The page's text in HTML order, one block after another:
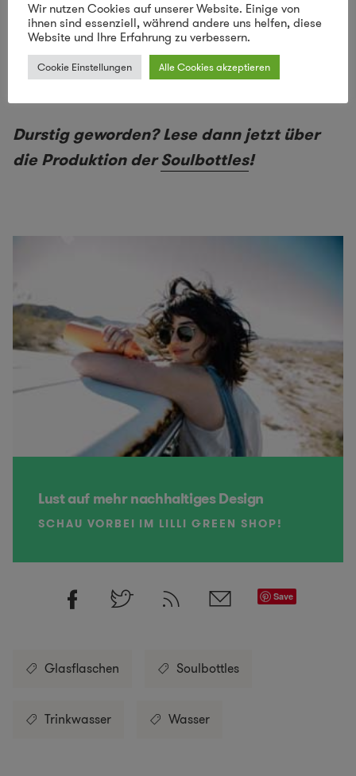
© Ablestock.com/Thinkstock
Durstig geworden? Lese dann jetzt über
die Produktion derSoulbottles!
Lust auf mehr nachhaltiges Design
SCHAU VORBEI IM LILLI GREEN SHOP!
Save
Glasflaschen Soulbottles
Trinkwasser Wasser
Wir nutzen Cookies auf unserer Website. Einige von
ihnen sind essenziell, während andere uns helfen, diese
Website und Ihre Erfahrung zu verbessern.
Cookie Einstellungen Alle Cookies akzeptieren